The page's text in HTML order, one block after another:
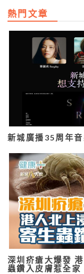
熱門文章
新城廣播35周年
深圳疥瘡大爆發
蟲鑽入皮膚惹全家